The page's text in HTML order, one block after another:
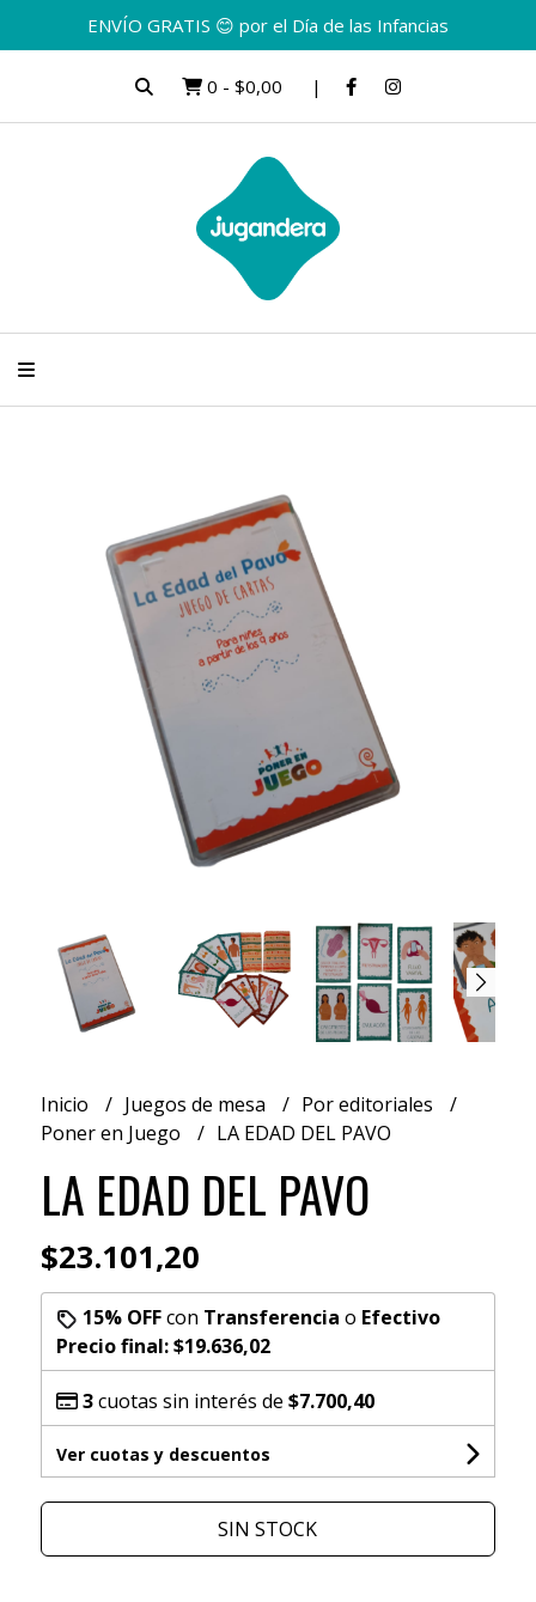
ENVÍO GRATIS 😊 por el Día de las Infancias
0 - $0,00
Inicio Juegos de mesa
Por editoriales
Poner en Juego
LA EDAD DEL PAVO
LA EDAD DEL PAVO
$23.101,20
15% OFFcon Transferencia o Efectivo
Precio final:$19.636,02
3cuotas sin interés de $7.700,40
Ver cuotas y descuentos
SIN STOCK